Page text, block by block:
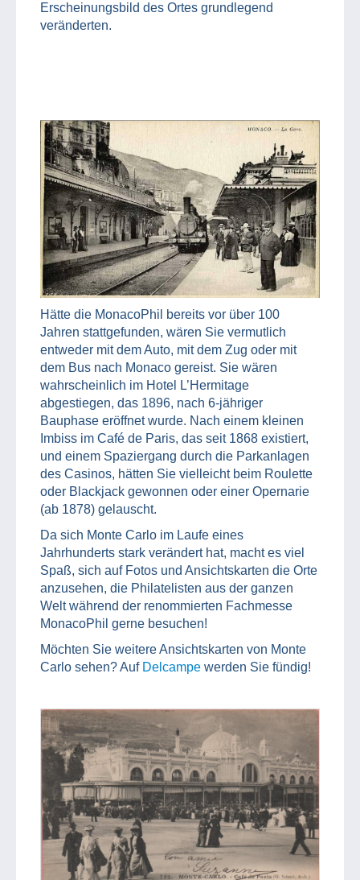
Erscheinungsbild des Ortes grundlegend
veränderten.
Hätte die MonacoPhil bereits vor über 100
Jahren stattgefunden, wären Sie vermutlich
entweder mit dem Auto, mit dem Zug oder mit
dem Bus nach Monaco gereist. Sie wären
wahrscheinlich im Hotel L’Hermitage
abgestiegen, das 1896, nach 6-jähriger
Bauphase eröffnet wurde. Nach einem kleinen
Imbiss im Café de Paris, das seit 1868 existiert,
und einem Spaziergang durch die Parkanlagen
des Casinos, hätten Sie vielleicht beim Roulette
oder Blackjack gewonnen oder einer Opernarie
(ab 1878) gelauscht.
Da sich Monte Carlo im Laufe eines
Jahrhunderts stark verändert hat, macht es viel
Spaß, sich auf Fotos und Ansichtskarten die Orte
anzusehen, die Philatelisten aus der ganzen
Welt während der renommierten Fachmesse
MonacoPhil gerne besuchen!
Möchten Sie weitere Ansichtskarten von Monte
Carlo sehen? Auf Delcampe werden Sie fündig!